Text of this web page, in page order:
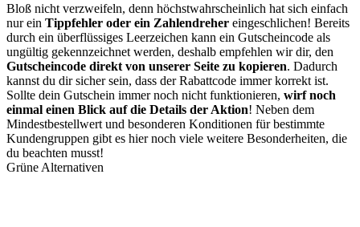
Bloß nicht verzweifeln, denn höchstwahrscheinlich hat sich einfach
nur ein Tippfehler oder ein Zahlendreher eingeschlichen! Bereits
durch ein überflüssiges Leerzeichen kann ein Gutscheincode als
ungültig gekennzeichnet werden, deshalb empfehlen wir dir, den
Gutscheincode direkt von unserer Seite zu kopieren. Dadurch
kannst du dir sicher sein, dass der Rabattcode immer korrekt ist.
Sollte dein Gutschein immer noch nicht funktionieren, wirf noch
einmal einen Blick auf die Details der Aktion! Neben dem
Mindestbestellwert und besonderen Konditionen für bestimmte
Kundengruppen gibt es hier noch viele weitere Besonderheiten, die
du beachten musst!
Grüne Alternativen